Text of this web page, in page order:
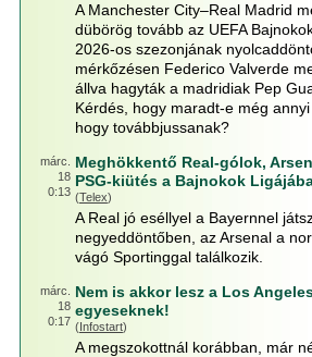
A Manchester City–Real Madrid
dübörög tovább az UEFA
2026-os szezonjának
mérkőzésen Federico Valverde
állva hagyták a madridiak Pep
Kérdés, hogy maradt-e még annyi
hogy továbbjussanak?
márc.
18
0:13
Meghökkentő Real-gólok,
PSG-kiütés a Bajnokok
(Telex)
A Real jó eséllyel a Bayernnel
negyeddöntőben, az Arsenal a
vágó Sportinggal találkozik.
márc.
18
0:17
Nem is akkor lesz a Los
egyeseknek!
(Infostart)
A megszokottnál korábban, már